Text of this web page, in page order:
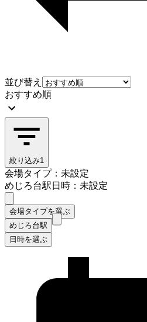
並び替え
おすすめ順
絞り込み1
会場タイプ：未設定
めじろ台駅日時：未設定
会場タイプを選ぶ
めじろ台駅
日時を選ぶ